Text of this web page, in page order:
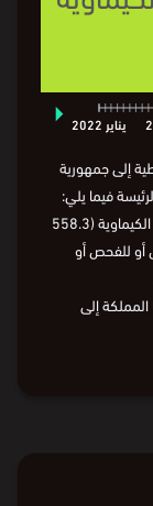
يناير 2022
⏵
إلى جمهورية
فيما يلي:
)، منتجات الصناعات الكيماوية (558.3
أو للفحص أو
المملكة إلى